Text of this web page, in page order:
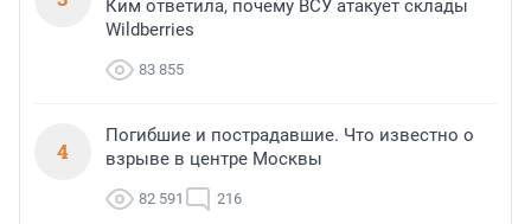
Ким ответила, почему ВСУ атакует склады
Wildberries
83 855
4
Погибшие и пострадавшие. Что известно о
взрыве в центре Москвы
82 591 216